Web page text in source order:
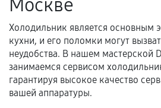
Несоответствие
техническим
Документы для
гарантии
Москве
Холодильник является основным
кухни, и его поломки могут
неудобства. В нашем мастерской
занимаемся сервисом
гарантируя высокое качество
вашей аппаратуры.